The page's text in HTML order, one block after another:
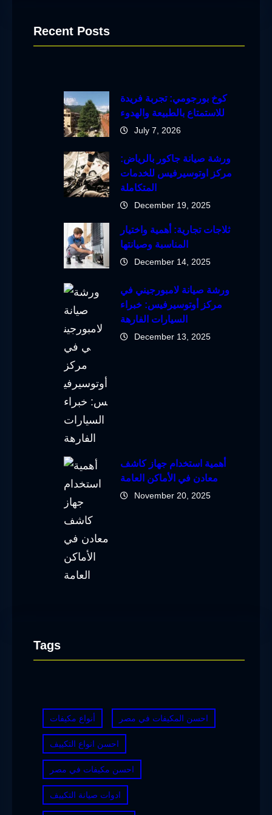
Recent Posts
كوخ بورجومي: تجربة فريدة
للاستمتاع بالطبيعة والهدوء
July 7, 2026
ورشة صيانة جاكور بالرياض:
مركز اوتوسيرفيس للخدمات
المتكاملة
December 19, 2025
ثلاجات تجارية: أهمية واختيار
المناسبة وصيانتها
December 14, 2025
ورشة صيانة لامبورجيني في
مركز أوتوسيرفيس: خبراء
السيارات الفارهة
December 13, 2025
أهمية استخدام جهاز كاشف
معادن في الأماكن العامة
November 20, 2025
Tags
أنواع مكيفات احسن المكيفات في مصر
احسن انواع التكييف
احسن مكيفات في مصر
ادوات صيانة التكييف